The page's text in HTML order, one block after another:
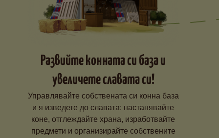
Развийте конната си база и
увеличете славата си!
Управлявайте собствената си конна база
и я изведете до славата: настанявайте
коне, отглеждайте храна, изработвайте
предмети и организирайте собствените